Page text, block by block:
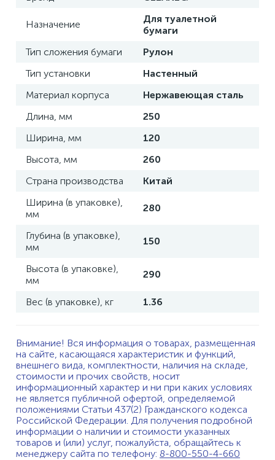
Назначение
Для туалетной
бумаги
Тип сложения бумаги
Рулон
Тип установки
Настенный
Материал корпуса
Нержавеющая сталь
Длина, мм
250
Ширина, мм
120
Высота, мм
260
Страна производства
Китай
Ширина (в упаковке),
мм
280
Глубина (в упаковке),
мм
150
Высота (в упаковке),
мм
290
Вес (в упаковке), кг 1.36
Внимание! Вся информация о товарах, размещенная
на сайте, касающаяся характеристик и функций,
внешнего вида, комплектности, наличия на складе,
стоимости и прочих свойств, носит
информационный характер и ни при каких условиях
не является публичной офертой, определяемой
положениями Статьи 437(2) Гражданского кодекса
Российской Федерации. Для получения подробной
информации о наличии и стоимости указанных
товаров и (или) услуг, пожалуйста, обращайтесь к
менеджеру сайта по телефону: 8-800-550-4-660